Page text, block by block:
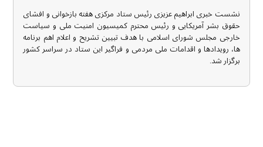
نشست خبری ابراهیم عزیزی رئیس ستاد مرکزی هفته بازخوانی و افشای
حقوق بشر آمریکایی و رئیس محترم کمیسیون امنیت ملی و سیاست
خارجی مجلس شورای اسلامی با هدف تبیین تشریح و اعلام اهم برنامه
ها، رویدادها و اقدامات ملی مردمی و فراگیر این ستاد در سراسر کشور
برگزار شد.